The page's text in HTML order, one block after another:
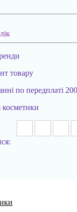
товару
по передплаті
косметики